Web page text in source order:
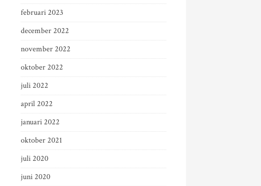
februari 2023
december 2022
november 2022
oktober 2022
juli 2022
april 2022
januari 2022
oktober 2021
juli 2020
juni 2020